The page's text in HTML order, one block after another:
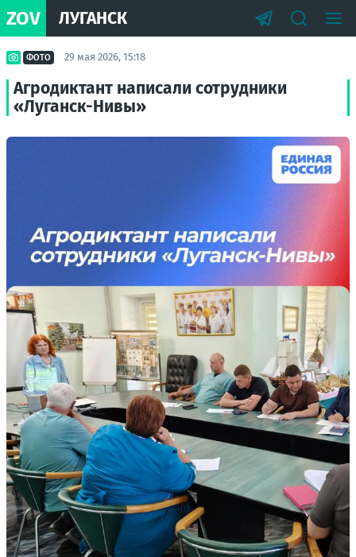
ZOV ЛУГАНСК
ФОТО 29 мая 2026, 15:18
Агродиктант написали сотрудники
«Луганск-Нивы»